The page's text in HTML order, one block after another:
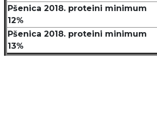
Pšenica 2018. proteini minimum
12%
Pšenica 2018. proteini minimum
13%